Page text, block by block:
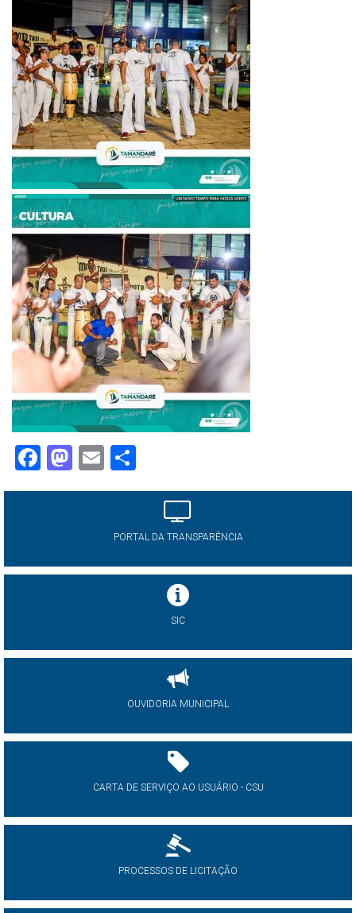
Facebook
Mastodon
Email
PORTAL DA TRANSPARÊNCIA
SIC
OUVIDORIA MUNICIPAL
CARTA DE SERVIÇO AO USUÁRIO - CSU
PROCESSOS DE LICITAÇÃO